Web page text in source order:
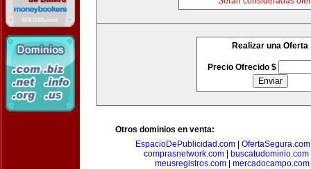
Realizar una Oferta
Precio Ofrecido $
Otros dominios en venta:
EspacioDePublicidad.com| OfertaSegura.com
comprasnetwork.com
buscatudominio.com
meusregistros.com
mercadocampo.com